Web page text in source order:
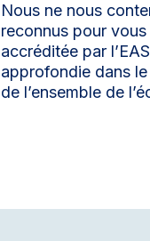
Nous ne nous
reconnus pour
accréditée par
approfondie dans
de l’ensemble de